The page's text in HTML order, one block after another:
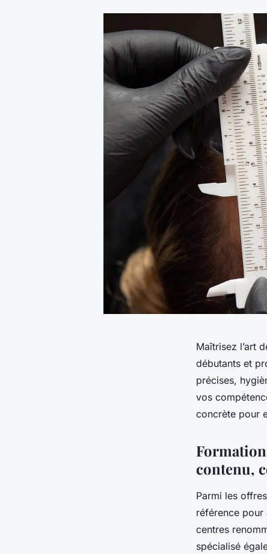
Maîtrisez l’art
débutants et
précises,
vos
concrète pour
contenu,
Parmi les
référence pour
centres
spécialisé